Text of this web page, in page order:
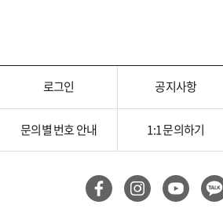
로그인 공지사항
문의별 번호 안내 1:1 문의하기